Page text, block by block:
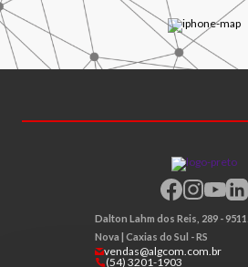
Dalton Lahm dos Reis, 289 -
Nova | Caxias do Sul - RS
vendas@algcom.com.br
(54) 3201-1903